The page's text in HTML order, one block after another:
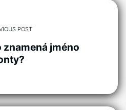
POST
znamená jméno